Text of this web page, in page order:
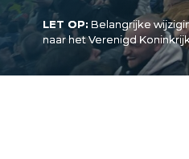
LET OP: Belangrijke
naar het Verenigd